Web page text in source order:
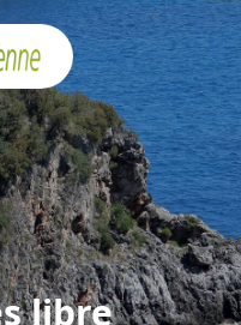
libre